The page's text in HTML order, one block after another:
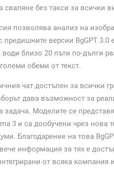
сваляне без такси за всички
позволява анализ на
предишните версии BgGPT
води близо 20 пъти по-дълги
обеми от текст.
чат достъпен за всички
дава възможност за
задача. Моделите се
3 и са дообучени чрез нова
Благодарение на това
информация за тях е
от всяка компания